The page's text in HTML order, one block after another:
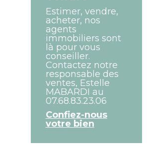
Estimer, vendre,
acheter, nos
agents
immobiliers sont
là pour vous
conseiller.
Contactez notre
responsable des
ventes, Estelle
MABARDI au
07.68.83.23.06
Confiez-nous
votre bien